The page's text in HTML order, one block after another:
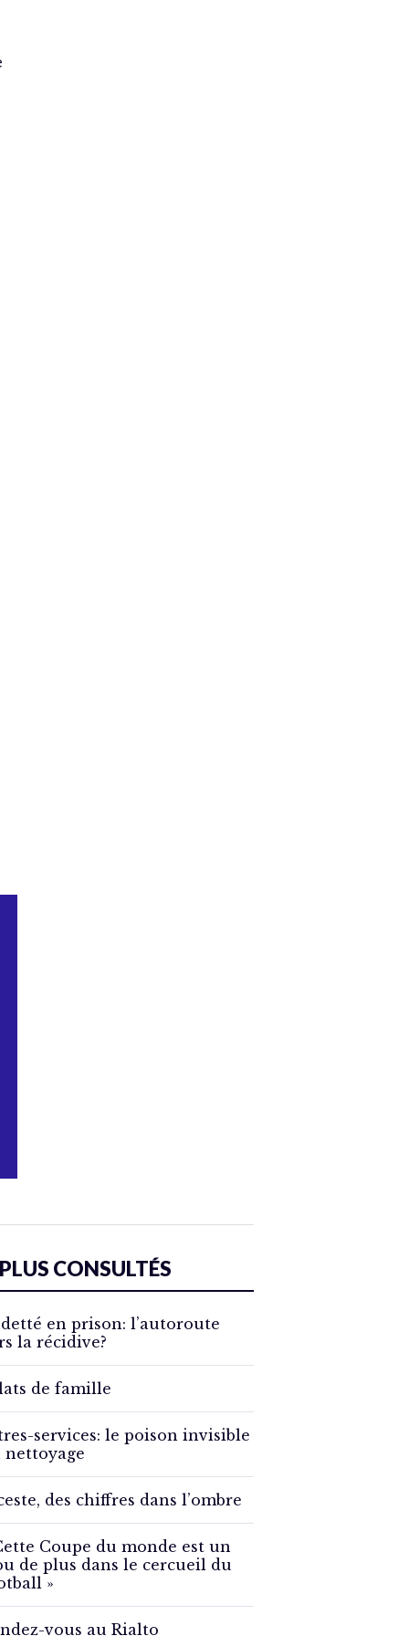
CONSULTÉS
en prison: l’autoroute
la récidive?
de famille
services: le poison invisible
nettoyage
des chiffres dans l’ombre
Coupe du monde est un
de plus dans le cercueil du
»
vous au Rialto